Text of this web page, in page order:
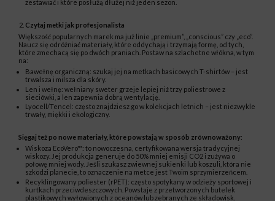
zestawiać i które posłużą dłużej niż jeden sezon.
Czytaj metki jak profesjonalista
Większość popularnych marek ma już linie „premium”, „conscious” czy „eco”.
Naucz się odróżniać materiały, które oddychają i trzymają formę, od tych,
które zmechacą się po dwóch praniach. Postaw na szlachetne włókna, w tym
na:
Bawełnę organiczną: szukaj jej na metkach basicowych T-shirtów – jest
trwalsza i milsza dla skóry.
Len i wełnę: wełniany sweter grzeje lepiej niż trzy poliestrowe z
sieciówki, a len zapewnia dobrą wentylację.
Lyocell/Tencel: często znajdziesz go w kolekcjach letnich – jest niezwykle
trwały, miękki i ekologiczny.
Sięgaj też po nowe materiały, które powstają w sposób zrównoważony:
Wiskoza EcoVero™: to nowoczesna, certyfikowana wersja tradycyjnej
wiskozy. Jej produkcja generuje do 50% mniej emisji CO2 i zużywa o
połowę mniej wody. Jeśli szukasz zwiewnej sukienki lub koszuli, która nie
szkodzi planecie, to oznaczenie na metce jest Twoim sprzymierzeńcem.
Recyklingowany poliester (rPET): często spotykany w odzieży sportowej i
kurtkach przeciwdeszczowych. Powstaje z przetworzonych butelek
plastikowych wyłowionych z oceanów lub zebranych ze składowisk.